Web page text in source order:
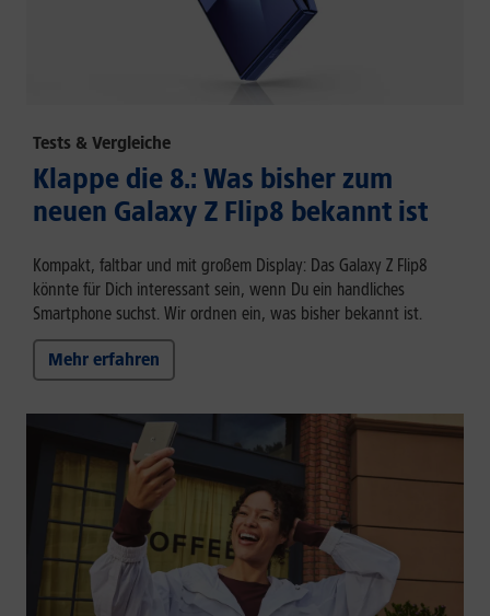
Tests & Vergleiche
Klappe die 8.: Was bisher zum
neuen Galaxy Z Flip8 bekannt ist
Kompakt, faltbar und mit großem Display: Das Galaxy Z Flip8
könnte für Dich interessant sein, wenn Du ein handliches
Smartphone suchst. Wir ordnen ein, was bisher bekannt ist.
Mehr erfahren